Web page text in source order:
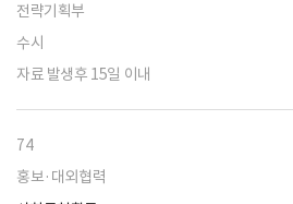
전략기획부
수시
자료 발생후 15일 이내
74
홍보·대외협력